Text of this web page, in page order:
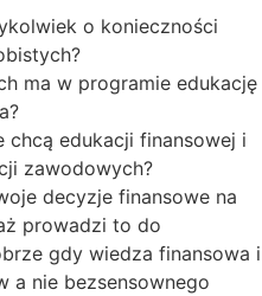
o konieczności
ma w programie edukację
edukacji finansowej i
zawodowych?
decyzje finansowe na
prowadzi to do
gdy wiedza finansowa i
a nie bezsensownego